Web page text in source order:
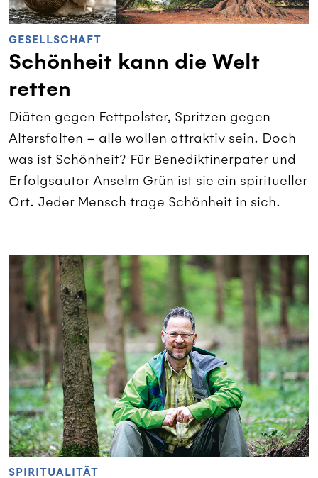
GESELLSCHAFT
Schönheit kann die Welt
retten
Diäten gegen Fettpolster, Spritzen gegen
Altersfalten – alle wollen attraktiv sein. Doch
was ist Schönheit? Für Benediktinerpater und
Erfolgsautor Anselm Grün ist sie ein spiritueller
Ort. Jeder Mensch trage Schönheit in sich.
SPIRITUALITÄT